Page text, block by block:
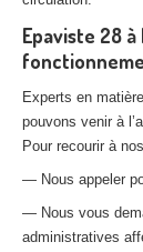
Epaviste 28
Experts en matière
pouvons venir à
Pour recourir à
— Nous appeler
— Nous vous
administratives